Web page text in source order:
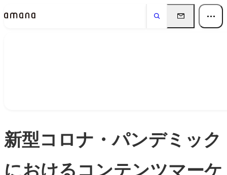
新型コロナ・パンデミック
におけるコンテンツマーケ